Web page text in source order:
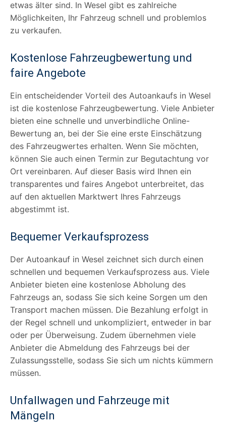
etwas älter sind. In Wesel gibt es zahlreiche
Möglichkeiten, Ihr Fahrzeug schnell und problemlos
zu verkaufen.
Kostenlose Fahrzeugbewertung und
faire Angebote
Ein entscheidender Vorteil des Autoankaufs in Wesel
ist die kostenlose Fahrzeugbewertung. Viele Anbieter
bieten eine schnelle und unverbindliche Online-
Bewertung an, bei der Sie eine erste Einschätzung
des Fahrzeugwertes erhalten. Wenn Sie möchten,
können Sie auch einen Termin zur Begutachtung vor
Ort vereinbaren. Auf dieser Basis wird Ihnen ein
transparentes und faires Angebot unterbreitet, das
auf den aktuellen Marktwert Ihres Fahrzeugs
abgestimmt ist.
Bequemer Verkaufsprozess
Der Autoankauf in Wesel zeichnet sich durch einen
schnellen und bequemen Verkaufsprozess aus. Viele
Anbieter bieten eine kostenlose Abholung des
Fahrzeugs an, sodass Sie sich keine Sorgen um den
Transport machen müssen. Die Bezahlung erfolgt in
der Regel schnell und unkompliziert, entweder in bar
oder per Überweisung. Zudem übernehmen viele
Anbieter die Abmeldung des Fahrzeugs bei der
Zulassungsstelle, sodass Sie sich um nichts kümmern
müssen.
Unfallwagen und Fahrzeuge mit
Mängeln